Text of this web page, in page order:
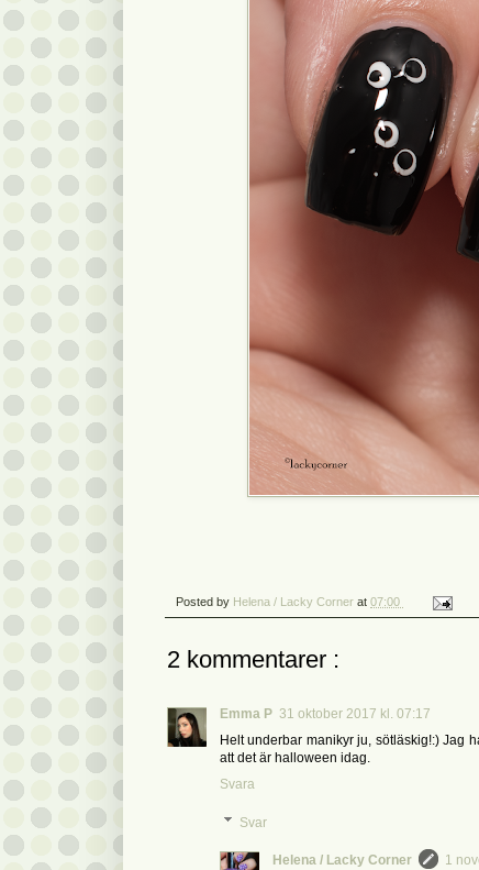
Posted by Helena / Lacky Corner at 07:00
2 kommentarer :
Emma P 31 oktober 2017 kl. 07:17
Helt underbar manikyr ju, sötläskig!:) Jag
att det är halloween idag.
Svara
Svar
Helena / Lacky Corner
1